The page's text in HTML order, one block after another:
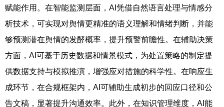
赋能作用。在智能监测层面，AI凭借自然语言处理与情感分
析技术，可实现对舆情更精准的语义理解和情绪判断，并能
够预测潜在舆情的发酵概率，提升预警前瞻性。在辅助决策
方面，AI可基于历史数据和情景模式，为处置策略的制定提
供数据支持与模拟推演，增强应对措施的科学性。在响应生
成环节，在合规框架内，AI可辅助生成初步的回应口径和公
告文稿，显著提升沟通效率。此外，在知识管理维度，AI能